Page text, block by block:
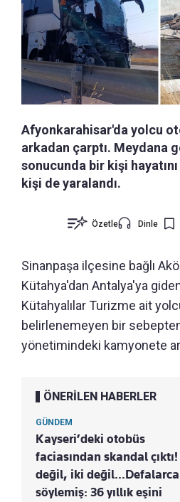
Afyonkarahisar'da yolcu
arkadan çarptı. Meydana
sonucunda bir kişi
kişi de yaralandı.
Özetle Dinle
Sinanpaşa ilçesine bağlı
Kütahya'dan Antalya'ya
Kütahyalılar Turizme ait
belirlenemeyen bir
yönetimindeki kamyonete
ÖNERİLEN HABERLER
GÜNDEM
Kayseri’deki otobüs
faciasından skandal
değil, iki değil…Defalarca
söylemiş: 36 yıllık eşini